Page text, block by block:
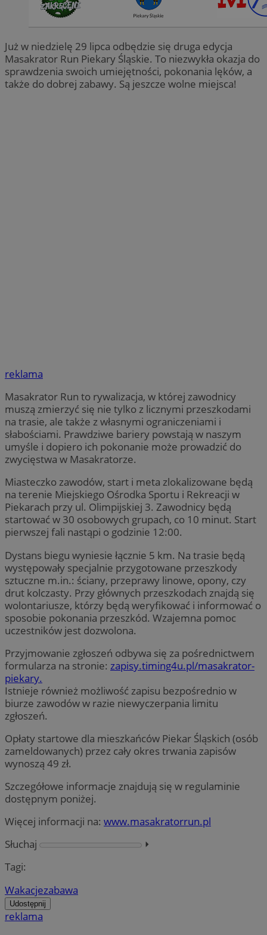
Już w niedzielę 29 lipca odbędzie się druga edycja
Masakrator Run Piekary Śląskie. To niezwykła okazja do
sprawdzenia swoich umiejętności, pokonania lęków, a
także do dobrej zabawy. Są jeszcze wolne miejsca!
reklama
Masakrator Run to rywalizacja, w której zawodnicy
muszą zmierzyć się nie tylko z licznymi przeszkodami
na trasie, ale także z własnymi ograniczeniami i
słabościami. Prawdziwe bariery powstają w naszym
umyśle i dopiero ich pokonanie może prowadzić do
zwycięstwa w Masakratorze.
Miasteczko zawodów, start i meta zlokalizowane będą
na terenie Miejskiego Ośrodka Sportu i Rekreacji w
Piekarach przy ul. Olimpijskiej 3. Zawodnicy będą
startować w 30 osobowych grupach, co 10 minut. Start
pierwszej fali nastąpi o godzinie 12:00.
Dystans biegu wyniesie łącznie 5 km. Na trasie będą
występowały specjalnie przygotowane przeszkody
sztuczne m.in.: ściany, przeprawy linowe, opony, czy
drut kolczasty. Przy głównych przeszkodach znajdą się
wolontariusze, którzy będą weryfikować i informować o
sposobie pokonania przeszkód. Wzajemna pomoc
uczestników jest dozwolona.
Przyjmowanie zgłoszeń odbywa się za pośrednictwem
formularza na stronie: zapisy.timing4u.pl/masakrator-
piekary.
Istnieje również możliwość zapisu bezpośrednio w
biurze zawodów w razie niewyczerpania limitu
zgłoszeń.
Opłaty startowe dla mieszkańców Piekar Śląskich (osób
zameldowanych) przez cały okres trwania zapisów
wynoszą 49 zł.
Szczegółowe informacje znajdują się w regulaminie
dostępnym poniżej.
Więcej informacji na: www.masakratorrun.pl
Słuchaj
⏵︎
Tagi:
Wakacjezabawa
Udostępnij
reklama